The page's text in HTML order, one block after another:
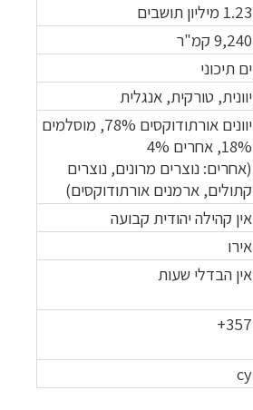
1.23 מיליון תושבים
9,240 קמ"ר
ים תיכוני
יוונית, טורקית, אנגלית
יוונים אורתודוקסים 78%, מוסלמים
18%, אחרים 4%
(אחרים: נוצרים מרונים, נוצרים
קתולים, ארמנים אורתודוקסים)
אין קהילה יהודית קבועה
אירו
אין הבדלי שעות
357+
cy